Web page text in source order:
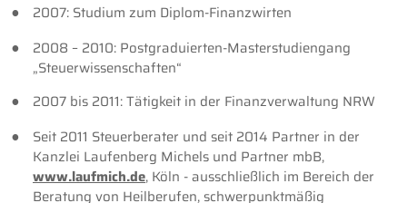
2007: Studium zum Diplom-Finanzwirten
2008 – 2010: Postgraduierten-Masterstudiengang
„Steuerwissenschaften“
2007 bis 2011: Tätigkeit in der Finanzverwaltung NRW
Seit 2011 Steuerberater und seit 2014 Partner in der
Kanzlei Laufenberg Michels und Partner mbB,
www.laufmich.de, Köln - ausschließlich im Bereich der
Beratung von Heilberufen, schwerpunktmäßig